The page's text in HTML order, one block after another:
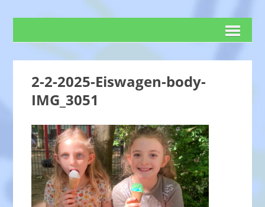
2-2-2025-Eiswagen-body-
IMG_3051